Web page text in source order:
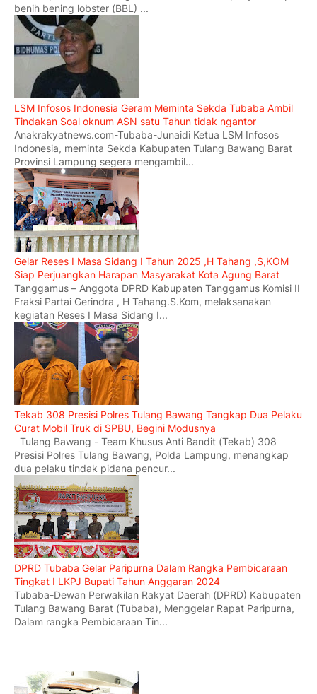
benih bening lobster (BBL) ...
LSM Infosos Indonesia Geram Meminta Sekda Tubaba Ambil
Tindakan Soal oknum ASN satu Tahun tidak ngantor
Anakrakyatnews.com-Tubaba-Junaidi Ketua LSM Infosos
Indonesia, meminta Sekda Kabupaten Tulang Bawang Barat
Provinsi Lampung segera mengambil...
Gelar Reses I Masa Sidang I Tahun 2025 ,H Tahang ,S,KOM
Siap Perjuangkan Harapan Masyarakat Kota Agung Barat
Tanggamus – Anggota DPRD Kabupaten Tanggamus Komisi II
Fraksi Partai Gerindra , H Tahang.S.Kom, melaksanakan
kegiatan Reses I Masa Sidang I...
Tekab 308 Presisi Polres Tulang Bawang Tangkap Dua Pelaku
Curat Mobil Truk di SPBU, Begini Modusnya
Tulang Bawang - Team Khusus Anti Bandit (Tekab) 308
Presisi Polres Tulang Bawang, Polda Lampung, menangkap
dua pelaku tindak pidana pencur...
DPRD Tubaba Gelar Paripurna Dalam Rangka Pembicaraan
Tingkat I LKPJ Bupati Tahun Anggaran 2024
Tubaba-Dewan Perwakilan Rakyat Daerah (DPRD) Kabupaten
Tulang Bawang Barat (Tubaba), Menggelar Rapat Paripurna,
Dalam rangka Pembicaraan Tin...